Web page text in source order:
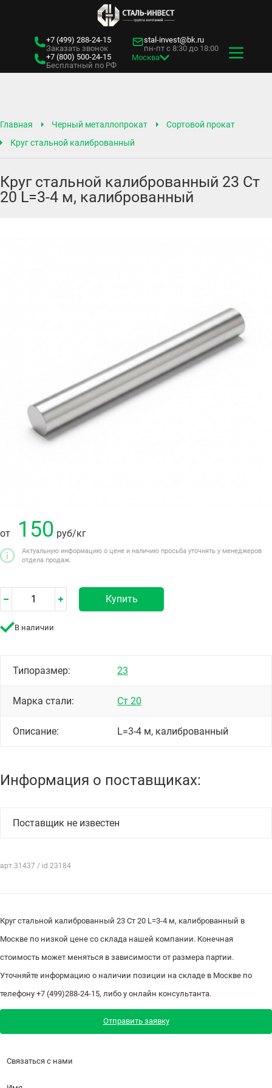
+7 (499) 288-24-15
Заказать звонок
+7 (800) 500-24-15
Бесплатный по РФ
stal-invest@bk.ru
пн-пт с 8:30 до 18:00
Москва
Главная Черный металлопрокат
Сортовой прокат
Круг стальной калиброванный
Круг стальной калиброванный 23 Ст
20 L=3-4 м, калиброванный
от 150 руб/кг
Актуальную информацию о цене и наличию просьба уточнять у менеджеров
отдела продаж.
Купить
В наличии
Типоразмер: 23
Марка стали: Ст 20
Описание: L=3-4 м, калиброванный
Информация о поставщиках:
Поставщик не известен
арт.31437 / id 23184
Круг стальной калиброванный 23 Ст 20 L=3-4 м, калиброванный в
Москве по низкой цене со склада нашей компании. Конечная
стоимость может меняться в зависимости от размера партии.
Уточняйте информацию о наличии позиции на складе в Москве по
телефону +7 (499)288-24-15, либо у онлайн консультанта.
Отправить заявку
Связаться с нами